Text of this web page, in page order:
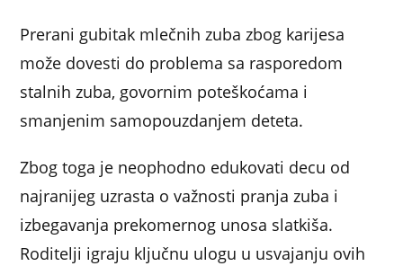
Prerani gubitak mlečnih zuba zbog karijesa
može dovesti do problema sa rasporedom
stalnih zuba, govornim poteškoćama i
smanjenim samopouzdanjem deteta.
Zbog toga je neophodno edukovati decu od
najranijeg uzrasta o važnosti pranja zuba i
izbegavanja prekomernog unosa slatkiša.
Roditelji igraju ključnu ulogu u usvajanju ovih